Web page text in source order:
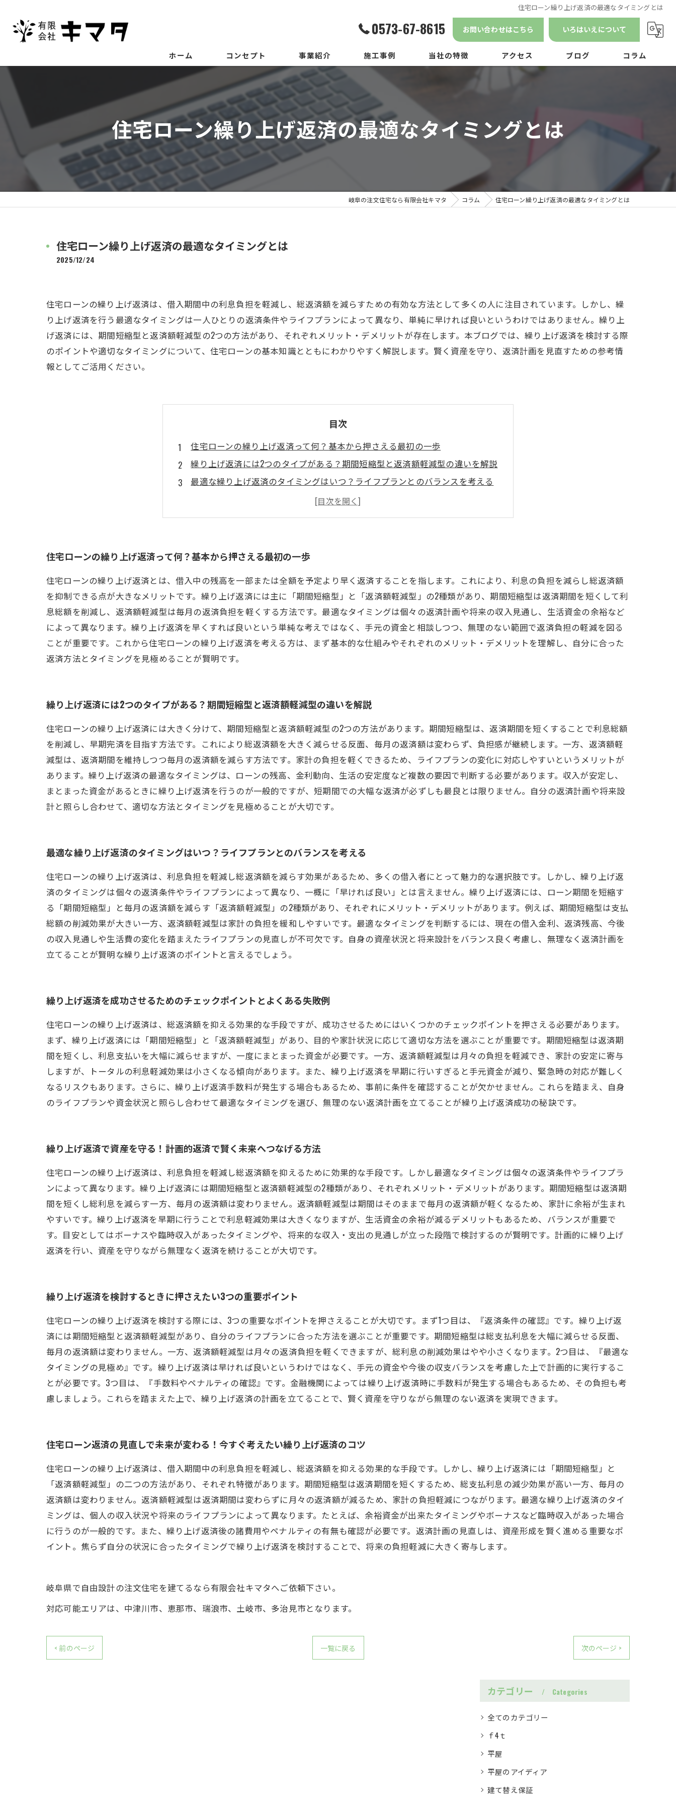
住宅ローン繰り上げ返済の最適なタイミングとは
0573-67-8615 お問い合わせはこちら いろはいえについて
ホーム コンセプト 事業紹介
家造りまでの流れ
いろはいえの選び方
地震保証付住宅とは
施工事例 当社の特徴
デザイン
施工
アクセス ブログ コラム
住宅ローン繰り上げ返済の最適なタイミングとは
岐阜の注文住宅なら有限会社キマタ コラム 住宅ローン繰り上げ返済の最適なタイミングとは
住宅ローン繰り上げ返済の最適なタイミングとは
2025/12/24
住宅ローンの繰り上げ返済は、借入期間中の利息負担を軽減し、総返済額を減らすための有効な方法として多くの人に注目されています。しかし、繰
り上げ返済を行う最適なタイミングは一人ひとりの返済条件やライフプランによって異なり、単純に早ければ良いというわけではありません。繰り上
げ返済には、期間短縮型と返済額軽減型の2つの方法があり、それぞれメリット・デメリットが存在します。本ブログでは、繰り上げ返済を検討する際
のポイントや適切なタイミングについて、住宅ローンの基本知識とともにわかりやすく解説します。賢く資産を守り、返済計画を見直すための参考情
報としてご活用ください。
目次
住宅ローンの繰り上げ返済って何？基本から押さえる最初の一歩
繰り上げ返済には2つのタイプがある？期間短縮型と返済額軽減型の違いを解説
最適な繰り上げ返済のタイミングはいつ？ライフプランとのバランスを考える
繰り上げ返済を成功させるためのチェックポイントとよくある失敗例
繰り上げ返済で資産を守る！計画的返済で賢く未来へつなげる方法
住宅ローン返済の見直しで未来が変わる！今すぐ考えたい繰り上げ返済のコツ
住宅ローンの繰り上げ返済って何？基本から押さえる最初の一歩
住宅ローンの繰り上げ返済とは、借入中の残高を一部または全額を予定より早く返済することを指します。これにより、利息の負担を減らし総返済額
を抑制できる点が大きなメリットです。繰り上げ返済には主に「期間短縮型」と「返済額軽減型」の2種類があり、期間短縮型は返済期間を短くして利
息総額を削減し、返済額軽減型は毎月の返済負担を軽くする方法です。最適なタイミングは個々の返済計画や将来の収入見通し、生活資金の余裕など
によって異なります。繰り上げ返済を早くすれば良いという単純な考えではなく、手元の資金と相談しつつ、無理のない範囲で返済負担の軽減を図る
ことが重要です。これから住宅ローンの繰り上げ返済を考える方は、まず基本的な仕組みやそれぞれのメリット・デメリットを理解し、自分に合った
返済方法とタイミングを見極めることが賢明です。
繰り上げ返済には2つのタイプがある？期間短縮型と返済額軽減型の違いを解説
住宅ローンの繰り上げ返済には大きく分けて、期間短縮型と返済額軽減型の2つの方法があります。期間短縮型は、返済期間を短くすることで利息総額
を削減し、早期完済を目指す方法です。これにより総返済額を大きく減らせる反面、毎月の返済額は変わらず、負担感が継続します。一方、返済額軽
減型は、返済期間を維持しつつ毎月の返済額を減らす方法です。家計の負担を軽くできるため、ライフプランの変化に対応しやすいというメリットが
あります。繰り上げ返済の最適なタイミングは、ローンの残高、金利動向、生活の安定度など複数の要因で判断する必要があります。収入が安定し、
まとまった資金があるときに繰り上げ返済を行うのが一般的ですが、短期間での大幅な返済が必ずしも最良とは限りません。自分の返済計画や将来設
計と照らし合わせて、適切な方法とタイミングを見極めることが大切です。
最適な繰り上げ返済のタイミングはいつ？ライフプランとのバランスを考える
住宅ローンの繰り上げ返済は、利息負担を軽減し総返済額を減らす効果があるため、多くの借入者にとって魅力的な選択肢です。しかし、繰り上げ返
済のタイミングは個々の返済条件やライフプランによって異なり、一概に「早ければ良い」とは言えません。繰り上げ返済には、ローン期間を短縮す
る「期間短縮型」と毎月の返済額を減らす「返済額軽減型」の2種類があり、それぞれにメリット・デメリットがあります。例えば、期間短縮型は支払
総額の削減効果が大きい一方、返済額軽減型は家計の負担を緩和しやすいです。最適なタイミングを判断するには、現在の借入金利、返済残高、今後
の収入見通しや生活費の変化を踏まえたライフプランの見直しが不可欠です。自身の資産状況と将来設計をバランス良く考慮し、無理なく返済計画を
立てることが賢明な繰り上げ返済のポイントと言えるでしょう。
繰り上げ返済を成功させるためのチェックポイントとよくある失敗例
住宅ローンの繰り上げ返済は、総返済額を抑える効果的な手段ですが、成功させるためにはいくつかのチェックポイントを押さえる必要があります。
まず、繰り上げ返済には「期間短縮型」と「返済額軽減型」があり、目的や家計状況に応じて適切な方法を選ぶことが重要です。期間短縮型は返済期
間を短くし、利息支払いを大幅に減らせますが、一度にまとまった資金が必要です。一方、返済額軽減型は月々の負担を軽減でき、家計の安定に寄与
しますが、トータルの利息軽減効果は小さくなる傾向があります。また、繰り上げ返済を早期に行いすぎると手元資金が減り、緊急時の対応が難しく
なるリスクもあります。さらに、繰り上げ返済手数料が発生する場合もあるため、事前に条件を確認することが欠かせません。これらを踏まえ、自身
のライフプランや資金状況と照らし合わせて最適なタイミングを選び、無理のない返済計画を立てることが繰り上げ返済成功の秘訣です。
繰り上げ返済で資産を守る！計画的返済で賢く未来へつなげる方法
住宅ローンの繰り上げ返済は、利息負担を軽減し総返済額を抑えるために効果的な手段です。しかし最適なタイミングは個々の返済条件やライフプラ
ンによって異なります。繰り上げ返済には期間短縮型と返済額軽減型の2種類があり、それぞれメリット・デメリットがあります。期間短縮型は返済期
間を短くし総利息を減らす一方、毎月の返済額は変わりません。返済額軽減型は期間はそのままで毎月の返済額が軽くなるため、家計に余裕が生まれ
やすいです。繰り上げ返済を早期に行うことで利息軽減効果は大きくなりますが、生活資金の余裕が減るデメリットもあるため、バランスが重要で
す。目安としてはボーナスや臨時収入があったタイミングや、将来的な収入・支出の見通しが立った段階で検討するのが賢明です。計画的に繰り上げ
返済を行い、資産を守りながら無理なく返済を続けることが大切です。
繰り上げ返済を検討するときに押さえたい3つの重要ポイント
住宅ローンの繰り上げ返済を検討する際には、3つの重要なポイントを押さえることが大切です。まず1つ目は、『返済条件の確認』です。繰り上げ返
済には期間短縮型と返済額軽減型があり、自分のライフプランに合った方法を選ぶことが重要です。期間短縮型は総支払利息を大幅に減らせる反面、
毎月の返済額は変わりません。一方、返済額軽減型は月々の返済負担を軽くできますが、総利息の削減効果はやや小さくなります。2つ目は、『最適な
タイミングの見極め』です。繰り上げ返済は早ければ良いというわけではなく、手元の資金や今後の収支バランスを考慮した上で計画的に実行するこ
とが必要です。3つ目は、『手数料やペナルティの確認』です。金融機関によっては繰り上げ返済時に手数料が発生する場合もあるため、その負担も考
慮しましょう。これらを踏まえた上で、繰り上げ返済の計画を立てることで、賢く資産を守りながら無理のない返済を実現できます。
住宅ローン返済の見直しで未来が変わる！今すぐ考えたい繰り上げ返済のコツ
住宅ローンの繰り上げ返済は、借入期間中の利息負担を軽減し、総返済額を抑える効果的な手段です。しかし、繰り上げ返済には「期間短縮型」と
「返済額軽減型」の二つの方法があり、それぞれ特徴があります。期間短縮型は返済期間を短くするため、総支払利息の減少効果が高い一方、毎月の
返済額は変わりません。返済額軽減型は返済期間は変わらずに月々の返済額が減るため、家計の負担軽減につながります。最適な繰り上げ返済のタイ
ミングは、個人の収入状況や将来のライフプランによって異なります。たとえば、余裕資金が出来たタイミングやボーナスなど臨時収入があった場合
に行うのが一般的です。また、繰り上げ返済後の諸費用やペナルティの有無も確認が必要です。返済計画の見直しは、資産形成を賢く進める重要なポ
イント。焦らず自分の状況に合ったタイミングで繰り上げ返済を検討することで、将来の負担軽減に大きく寄与します。
岐阜県で自由設計の注文住宅を建てるなら有限会社キマタへご依頼下さい。
対応可能エリアは、中津川市、恵那市、瑞浪市、土岐市、多治見市となります。
< 前のページ 一覧に戻る 次のページ >
カテゴリー Categories
全てのカテゴリー
ｆ4ｔ
平屋
平屋のアイディア
建て替え保証